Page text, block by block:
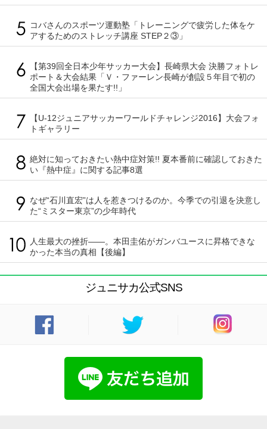
コバさんのスポーツ運動塾「トレーニングで疲労した体をケ
アするためのストレッチ講座 STEP２③」
【第39回全日本少年サッカー大会】長崎県大会 決勝フォトレ
ポート＆大会結果「Ｖ・ファーレン長崎が創設５年目で初の
全国大会出場を果たす!!」
【U-12ジュニアサッカーワールドチャレンジ2016】大会フォ
トギャラリー
絶対に知っておきたい熱中症対策!! 夏本番前に確認しておきた
い『熱中症』に関する記事8選
なぜ“石川直宏”は人を惹きつけるのか。今季での引退を決意し
た“ミスター東京”の少年時代
人生最大の挫折――。本田圭佑がガンバユースに昇格できな
かった本当の真相【後編】
ジュニサカ公式SNS